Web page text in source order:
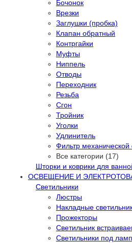
Бочонок
Врезки
Заглушки (пробка)
Клапан обратный
Контргайки
Муфты
Ниппель
Отводы
Переходник
Резьба
Сгон
Тройник
Уголки
Удлинитель
Фильтр механической
Все категории (17)
Шторки и коврики для
ОСВЕЩЕНИЕ И
Светильники
Люстры
Накладные
Прожекторы
Светильник
Светильники под